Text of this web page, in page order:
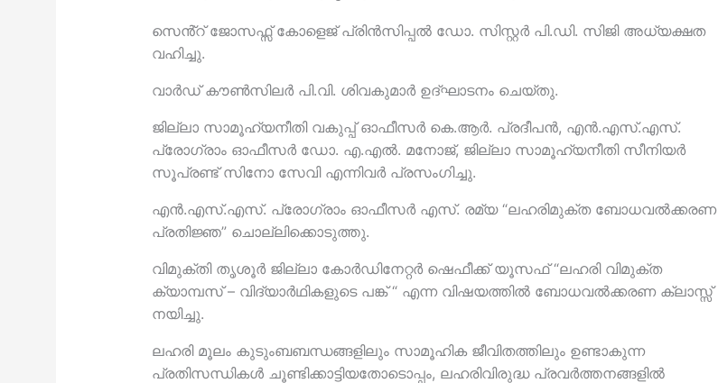
സെൻ്റ് ജോസഫ്സ് കോളെജ് പ്രിൻസിപ്പൽ ഡോ. സിസ്റ്റർ പി.ഡി. സിജി അധ്യക്ഷത
വഹിച്ചു.
വാർഡ് കൗൺസിലർ പി.വി. ശിവകുമാർ ഉദ്ഘാടനം ചെയ്തു.
ജില്ലാ സാമൂഹ്യനീതി വകുപ്പ് ഓഫീസർ കെ.ആർ. പ്രദീപൻ, എൻ.എസ്.എസ്.
പ്രോഗ്രാം ഓഫീസർ ഡോ. എ.എൽ. മനോജ്, ജില്ലാ സാമൂഹ്യനീതി സീനിയർ
സൂപ്രണ്ട് സിനോ സേവി എന്നിവർ പ്രസംഗിച്ചു.
എൻ.എസ്.എസ്. പ്രോഗ്രാം ഓഫീസർ എസ്. രമ്യ “ലഹരിമുക്ത ബോധവൽക്കരണ
പ്രതിജ്ഞ” ചൊല്ലിക്കൊടുത്തു.
വിമുക്തി തൃശൂർ ജില്ലാ കോർഡിനേറ്റർ ഷെഫീക്ക് യൂസഫ് “ലഹരി വിമുക്ത
ക്യാമ്പസ് – വിദ്യാർഥികളുടെ പങ്ക് “ എന്ന വിഷയത്തിൽ ബോധവൽക്കരണ ക്ലാസ്സ്
നയിച്ചു.
ലഹരി മൂലം കുടുംബബന്ധങ്ങളിലും സാമൂഹിക ജീവിതത്തിലും ഉണ്ടാകുന്ന
പ്രതിസന്ധികൾ ചൂണ്ടിക്കാട്ടിയതോടൊപ്പം, ലഹരിവിരുദ്ധ പ്രവർത്തനങ്ങളിൽ